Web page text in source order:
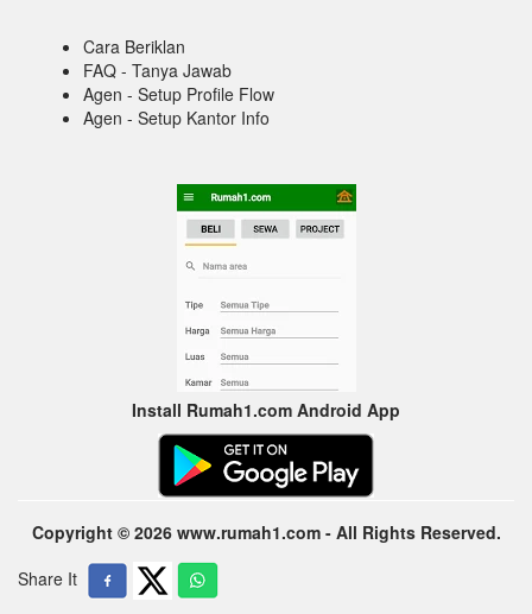
Cara Beriklan
FAQ - Tanya Jawab
Agen - Setup Profile Flow
Agen - Setup Kantor Info
Install Rumah1.com Android App
Copyright © 2026 www.rumah1.com - All Rights Reserved.
Share It